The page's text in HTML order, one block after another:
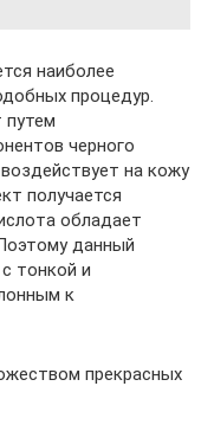
наиболее
процедур.
черного
на кожу
получается
обладает
данный
тонкой и
к
прекрасных